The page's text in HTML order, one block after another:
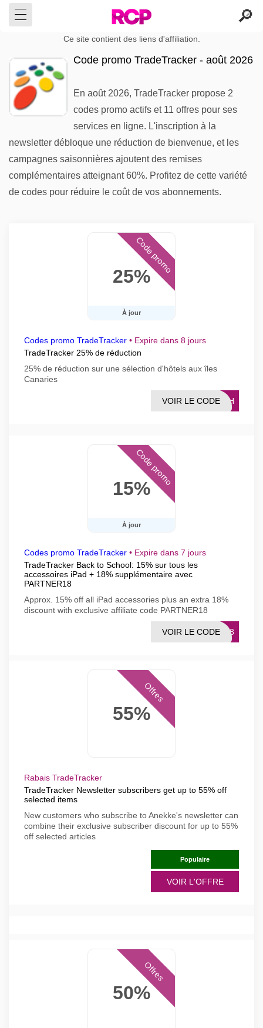
Ce site contient des liens d'affiliation.
Code promo TradeTracker - août 2026
En août 2026, TradeTracker propose 2
codes promo actifs et 11 offres pour ses
services en ligne. L'inscription à la
newsletter débloque une réduction de bienvenue, et les
campagnes saisonnières ajoutent des remises
complémentaires atteignant 60%. Profitez de cette variété
de codes pour réduire le coût de vos abonnements.
25%
À jour
Code promo
Codes promo TradeTracker • Expire dans 8 jours
TradeTracker 25% de réduction
25% de réduction sur une sélection d'hôtels aux îles
Canaries
FLSH
VOIR LE CODE
15%
À jour
Code promo
Codes promo TradeTracker • Expire dans 7 jours
TradeTracker Back to School: 15% sur tous les
accessoires iPad + 18% supplémentaire avec
PARTNER18
Approx. 15% off all iPad accessories plus an extra 18%
discount with exclusive affiliate code PARTNER18
ER18
VOIR LE CODE
55%
Offres
Rabais TradeTracker
TradeTracker Newsletter subscribers get up to 55% off
selected items
New customers who subscribe to Anekke's newsletter can
combine their exclusive subscriber discount for up to 55%
off selected articles
Populaire
VOIR L'OFFRE
50%
Offres